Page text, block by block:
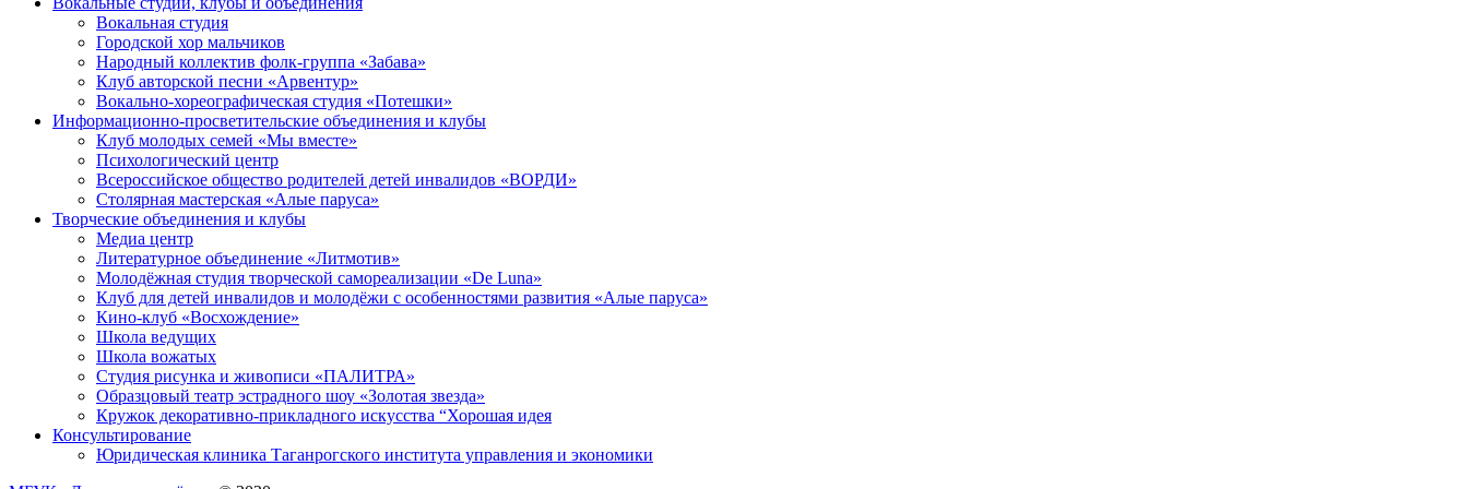
Вокальная студия
Городской хор мальчиков
Народный коллектив фолк-группа «Забава»
Клуб авторской песни «Арвентур»
Вокально-хореографическая студия «Потешки»
Информационно-просветительские объединения и клубы
Клуб молодых семей «Мы вместе»
Психологический центр
Всероссийское общество родителей детей инвалидов «ВОРДИ»
Столярная мастерская «Алые паруса»
Творческие объединения и клубы
Медиа центр
Литературное объединение «Литмотив»
Молодёжная студия творческой самореализации «De Luna»
Клуб для детей инвалидов и молодёжи с особенностями развития «Алые паруса»
Кино-клуб «Восхождение»
Школа ведущих
Школа вожатых
Студия рисунка и живописи «ПАЛИТРА»
Образцовый театр эстрадного шоу «Золотая звезда»
Кружок декоративно-прикладного искусства “Хорошая идея
Консультирование
Юридическая клиника Таганрогского института управления и экономики